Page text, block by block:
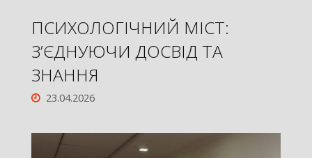
ПСИХОЛОГІЧНИЙ МІСТ:
З’ЄДНУЮЧИ ДОСВІД ТА
ЗНАННЯ
23.04.2026